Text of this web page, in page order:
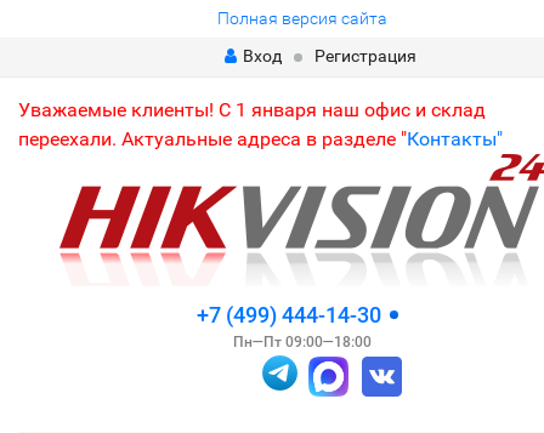
Полная версия сайта
Вход
Регистрация
Уважаемые клиенты! С 1 января наш офис и склад
переехали. Актуальные адреса в разделе "Контакты"
+7 (499) 444-14-30
Пн—Пт 09:00—18:00